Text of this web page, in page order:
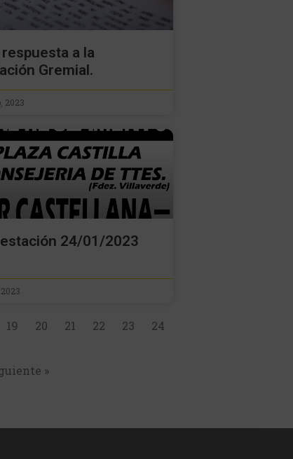
a la
Gremial.
2023
24/01/2023
19 20 21 22 23 24
»